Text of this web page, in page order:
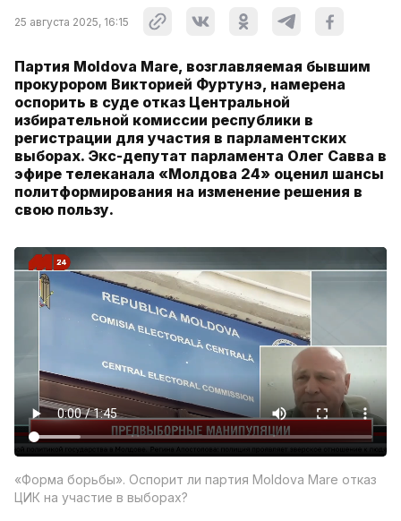
25 августа 2025, 16:15
Партия Moldova Mare, возглавляемая бывшим
прокурором Викторией Фуртунэ, намерена
оспорить в суде отказ Центральной
избирательной комиссии республики в
регистрации для участия в парламентских
выборах. Экс-депутат парламента Олег Савва в
эфире телеканала «Молдова 24» оценил шансы
политформирования на изменение решения в
свою пользу.
«Форма борьбы». Оспорит ли партия Moldova Mare отказ
ЦИК на участие в выборах?